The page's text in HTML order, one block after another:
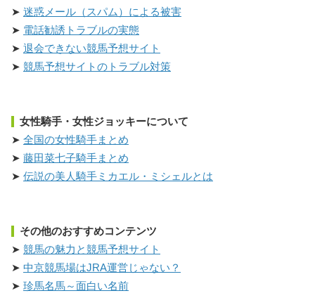
迷惑メール（スパム）による被害
電話勧誘トラブルの実態
退会できない競馬予想サイト
競馬予想サイトのトラブル対策
女性騎手・女性ジョッキーについて
全国の女性騎手まとめ
藤田菜七子騎手まとめ
伝説の美人騎手ミカエル・ミシェルとは
その他のおすすめコンテンツ
競馬の魅力と競馬予想サイト
中京競馬場はJRA運営じゃない？
珍馬名馬～面白い名前